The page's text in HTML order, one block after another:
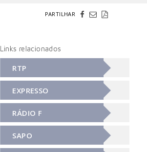
PARTILHAR
Links relacionados
RTP
EXPRESSO
RÁDIO F
SAPO